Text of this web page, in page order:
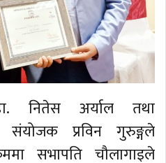
नितेस अर्याल तथा
संयोजक प्रविन गुरुङ्गले
सभापति चौलागाइले